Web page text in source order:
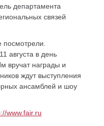
департамента
связей
посмотрели.
августа в день
вручат награды и
ждут выступления
ансамблей и шоу
www.fair.ru